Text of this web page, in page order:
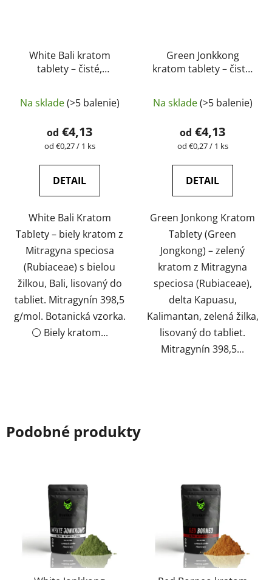
White Bali kratom
tablety – čisté,
testované |
GreenGuru
Na sklade(>5 balenie)
od €4,13
Jednotková
od €0,27 / 1 ks
DETAIL
White Bali Kratom
Tablety – biely kratom z
Mitragyna speciosa
(Rubiaceae) s bielou
žilkou, Bali, lisovaný do
tabliet. Mitragynín 398,5
g/mol. Botanická vzorka.
⚪ Biely kratom...
Green Jonkkong
kratom tablety – čisté,
testované |
GreenGuru
hodnotenie
produktu
je
z
Na sklade(>5 balenie)
od €4,13
Jednotková
od €0,27 / 1 ks
DETAIL
Green Jonkong Kratom
Tablety (Green
Jongkong) – zelený
kratom z Mitragyna
speciosa (Rubiaceae),
delta Kapuasu,
Kalimantan, zelená žilka,
lisovaný do tabliet.
Mitragynín 398,5...
Podobné produkty